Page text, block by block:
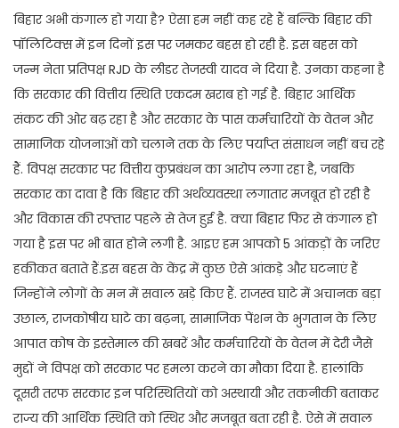
बिहार अभी कंगाल हो गया है? ऐसा हम नहीं कह रहे हैं बल्कि बिहार की
पॉलिटिक्स में इन दिनों इस पर जमकर बहस हो रही है. इस बहस को
जन्म नेता प्रतिपक्ष RJD के लीडर तेजस्वी यादव ने दिया है. उनका कहना है
कि सरकार की वित्तीय स्थिति एकदम खराब हो गई है. बिहार आर्थिक
संकट की ओर बढ़ रहा है और सरकार के पास कर्मचारियों के वेतन और
सामाजिक योजनाओं को चलाने तक के लिए पर्याप्त संसाधन नहीं बच रहे
हैं. विपक्ष सरकार पर वित्तीय कुप्रबंधन का आरोप लगा रहा है, जबकि
सरकार का दावा है कि बिहार की अर्थव्यवस्था लगातार मजबूत हो रही है
और विकास की रफ्तार पहले से तेज हुई है. क्या बिहार फिर से कंगाल हो
गया है इस पर भी बात होने लगी है. आइए हम आपको 5 आंकड़ों के जरिए
हकीकत बताते हैं.इस बहस के केंद्र में कुछ ऐसे आंकड़े और घटनाएं हैं
जिन्होंने लोगों के मन में सवाल खड़े किए हैं. राजस्व घाटे में अचानक बड़ा
उछाल, राजकोषीय घाटे का बढ़ना, सामाजिक पेंशन के भुगतान के लिए
आपात कोष के इस्तेमाल की खबरें और कर्मचारियों के वेतन में देरी जैसे
मुद्दों ने विपक्ष को सरकार पर हमला करने का मौका दिया है. हालांकि
दूसरी तरफ सरकार इन परिस्थितियों को अस्थायी और तकनीकी बताकर
राज्य की आर्थिक स्थिति को स्थिर और मजबूत बता रही है. ऐसे में सवाल